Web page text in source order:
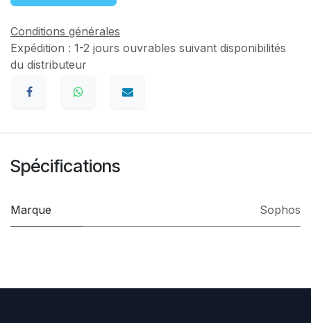
Conditions générales
Expédition : 1-2 jours ouvrables suivant disponibilités
du distributeur
Spécifications
Marque Sophos